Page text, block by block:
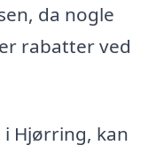
da nogle
rabatter ved
Hjørring, kan